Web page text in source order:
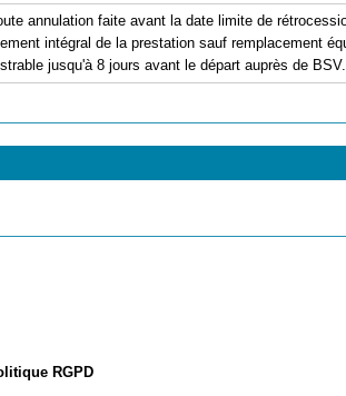
annulation faite avant la date limite de
intégral de la prestation sauf remplacement
jusqu'à 8 jours avant le départ auprès de BSV.
RGPD